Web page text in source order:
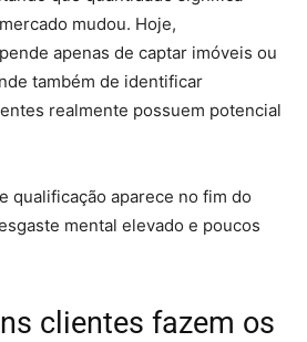
mudou. Hoje,
apenas de captar imóveis ou
também de identificar
realmente possuem potencial
qualificação aparece no fim do
mental elevado e poucos
clientes fazem os